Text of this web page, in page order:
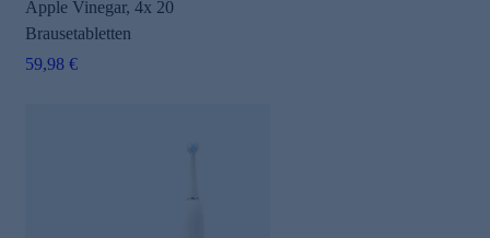
Apple Vinegar, 4x 20
Brausetabletten
59,98 €